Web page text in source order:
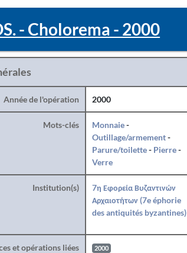
- Cholorema - 2000
Année de l'opération 2000
Mots-clés Monnaie-
Outillage/armement-
Parure/toilette- Pierre-
Verre
Institution(s)
7η Εφορεία Βυζαντινών
Αρχαιοτήτων (7e éphorie
des antiquités byzantines)
et opérations liées 2000